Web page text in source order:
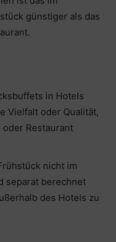
günstiger als das
in Hotels
Vielfalt oder Qualität,
Restaurant
nicht im
separat berechnet
des Hotels zu